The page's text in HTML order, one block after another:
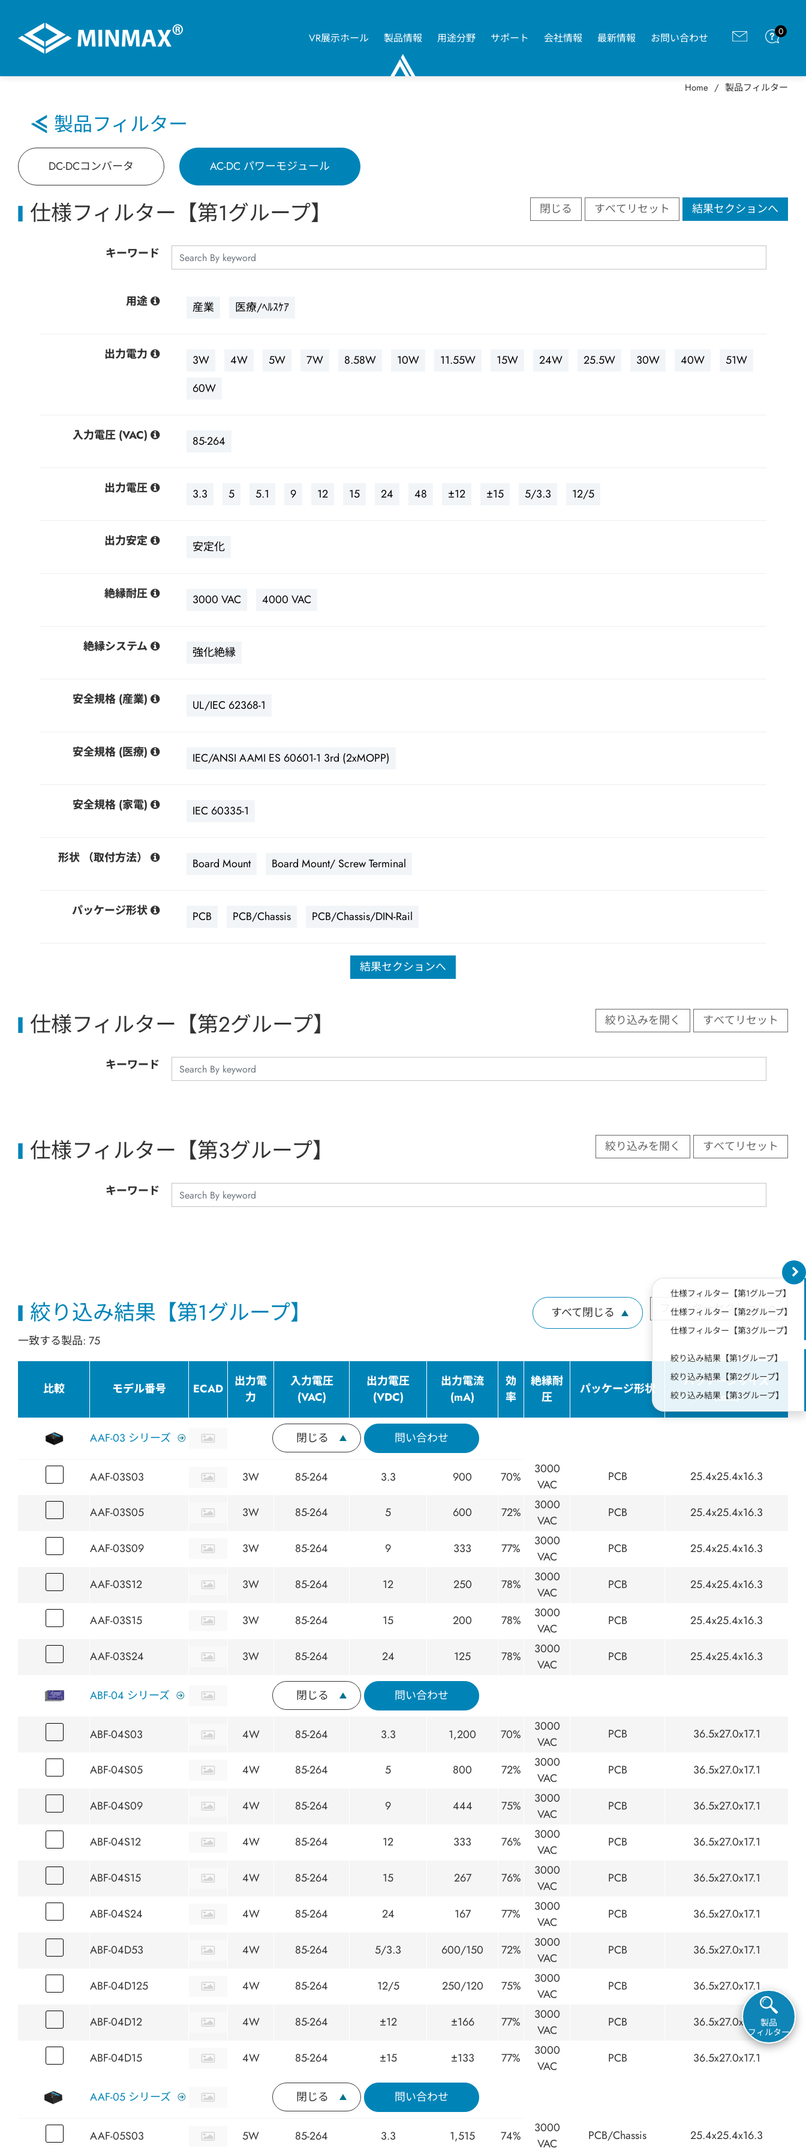
VR展示ホール 製品情報 用途分野 サポート 会社情報 最新情報 お問い合わせ
0
Home 製品フィルター
仕様フィルター【第1グループ】
仕様フィルター【第2グループ】
仕様フィルター【第3グループ】
絞り込み結果【第1グループ】
絞り込み結果【第2グループ】
絞り込み結果【第3グループ】
製品フィルター
DC-DCコンバータ AC-DC パワーモジュール
仕様フィルター【第1グループ】 閉じる すべてリセット 結果セクションへ
キーワード
用途 産業 医療/ﾍﾙｽｹｱ
出力電力 3W 4W 5W 7W 8.58W 10W 11.55W 15W 24W 25.5W 30W 40W
51W
60W
入力電圧 (VAC) 85-264
出力電圧 3.3 5 5.1 9 12 15 24 48 ±12 ±15 5/3.3 12/5
出力安定 安定化
絶縁耐圧 3000 VAC 4000 VAC
絶縁システム 強化絶縁
安全規格 (産業) UL/IEC 62368-1
安全規格 (医療) IEC/ANSI AAMI ES 60601-1 3rd (2xMOPP)
安全規格 (家電) IEC 60335-1
形状 （取付方法） Board Mount Board Mount/ Screw Terminal
パッケージ形状 PCB PCB/Chassis PCB/Chassis/DIN-Rail
結果セクションへ
仕様フィルター【第2グループ】 絞り込みを開く すべてリセット
キーワード
仕様フィルター【第3グループ】 絞り込みを開く すべてリセット
キーワード
絞り込み結果【第1グループ】
一致する製品: 75
すべて閉じる フィルターセクションへ
比較 モデル番号 ECAD
出力電
力
入力電圧
(VAC)
出力電圧
(VDC)
出力電流
(mA)
効
率
絶縁耐
圧
パッケージ形状
パッケージサイズ
（mm）
AAF-03 シリーズ 閉じる 問い合わせ
AAF-03S03 3W 85-264 3.3 900 70%
3000
VAC
PCB 25.4x25.4x16.3
AAF-03S05 3W 85-264 5 600 72%
3000
VAC
PCB 25.4x25.4x16.3
AAF-03S09 3W 85-264 9 333 77%
3000
VAC
PCB 25.4x25.4x16.3
AAF-03S12 3W 85-264 12 250 78%
3000
VAC
PCB 25.4x25.4x16.3
AAF-03S15 3W 85-264 15 200 78%
3000
VAC
PCB 25.4x25.4x16.3
AAF-03S24 3W 85-264 24 125 78%
3000
VAC
PCB 25.4x25.4x16.3
ABF-04 シリーズ 閉じる 問い合わせ
ABF-04S03 4W 85-264 3.3 1,200 70%
3000
VAC
PCB 36.5x27.0x17.1
ABF-04S05 4W 85-264 5 800 72%
3000
VAC
PCB 36.5x27.0x17.1
ABF-04S09 4W 85-264 9 444 75%
3000
VAC
PCB 36.5x27.0x17.1
ABF-04S12 4W 85-264 12 333 76%
3000
VAC
PCB 36.5x27.0x17.1
ABF-04S15 4W 85-264 15 267 76%
3000
VAC
PCB 36.5x27.0x17.1
ABF-04S24 4W 85-264 24 167 77%
3000
VAC
PCB 36.5x27.0x17.1
ABF-04D53 4W 85-264 5/3.3 600/150 72%
3000
VAC
PCB 36.5x27.0x17.1
ABF-04D125 4W 85-264 12/5 250/120 75%
3000
VAC
PCB 36.5x27.0x17.1
ABF-04D12 4W 85-264 ±12 ±166 77%
3000
VAC
PCB 36.5x27.0x17.1
ABF-04D15 4W 85-264 ±15 ±133 77%
3000
VAC
PCB 36.5x27.0x17.1
AAF-05 シリーズ 閉じる 問い合わせ
AAF-05S03 5W 85-264 3.3 1,515 74%
3000
VAC
PCB/Chassis 25.4x25.4x16.3
製品
フィルター
VR展示ホール
製品情報
DC-DCコンバータ
AC-DC パワーモジュール